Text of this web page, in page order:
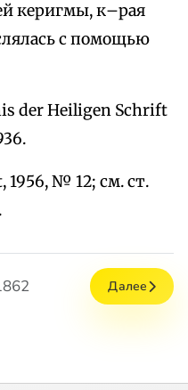
керигмы, к–рая
с помощью
der Heiligen Schrift
1956, № 12; см. ст.
Далее